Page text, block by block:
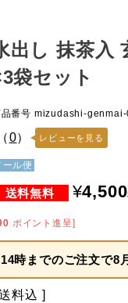
出し 抹茶入
袋セット
番号 mizudashi-
0） レビューを見る
ール便
¥4,500
ポイント進呈]
14時までのご注文で8
料込